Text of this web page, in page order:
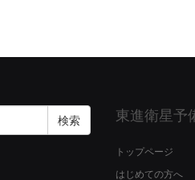
東進衛星予
トップページ
はじめての方へ